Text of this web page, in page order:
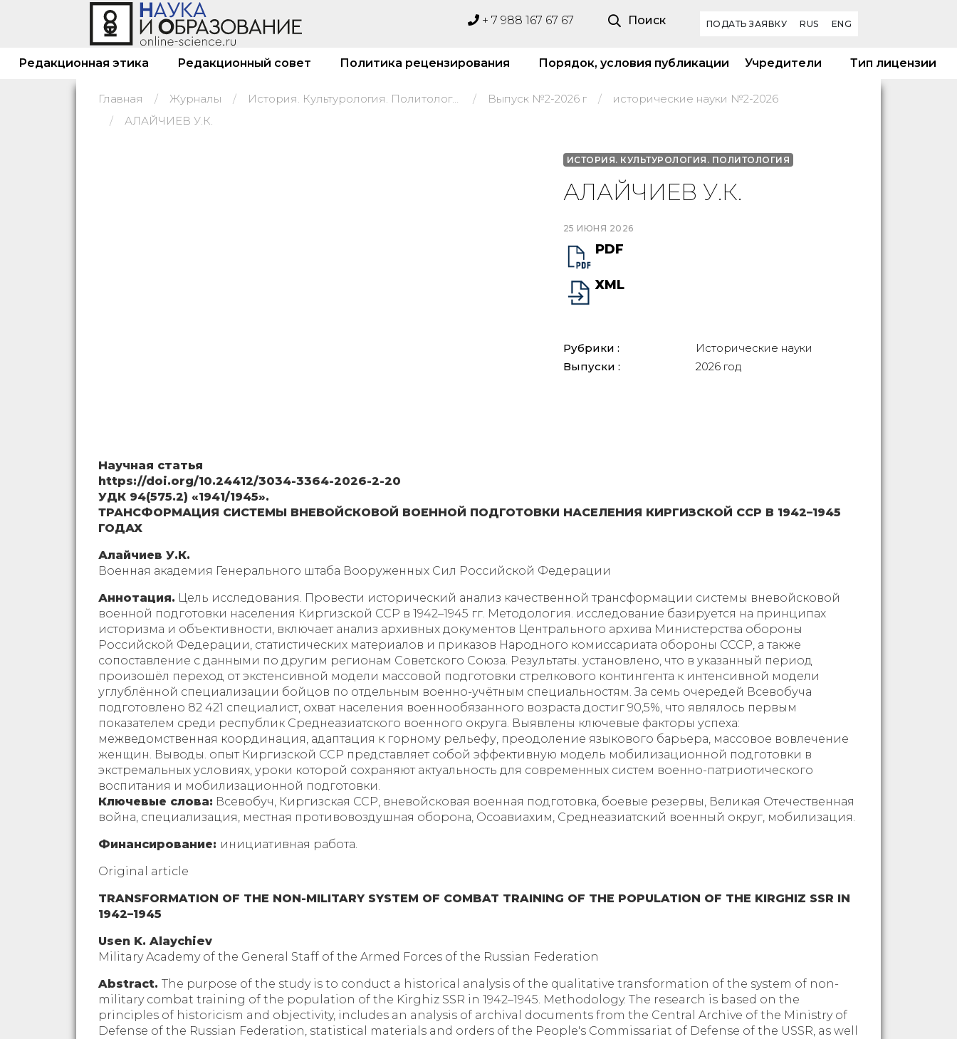
+ 7 988 167 67 67 Поиск ПОДАТЬ ЗАЯВКУ RUS ENG
Редакционная этика Редакционный совет Политика рецензирования Порядок, условия публикации Учредители Тип лицензии
Главная Журналы История. Культурология. Политология Выпуск №2-2026 г
исторические науки №2-2026
АЛАЙЧИЕВ У.К.
ИСТОРИЯ. КУЛЬТУРОЛОГИЯ. ПОЛИТОЛОГИЯ
АЛАЙЧИЕВ У.К.
25 ИЮНЯ 2026
PDF
XML
Рубрики :
Исторические науки
Выпуски :
2026 год
Научная статья
https://doi.org/10.24412/3034-3364-2026-2-20
УДК 94(575.2) «1941/1945».
ТРАНСФОРМАЦИЯ СИСТЕМЫ ВНЕВОЙСКОВОЙ ВОЕННОЙ ПОДГОТОВКИ НАСЕЛЕНИЯ КИРГИЗСКОЙ ССР В 1942–1945
ГОДАХ
Алайчиев У.К.
Военная академия Генерального штаба Вооруженных Сил Российской Федерации
Аннотация. Цель исследования. Провести исторический анализ качественной трансформации системы вневойсковой
военной подготовки населения Киргизской ССР в 1942–1945 гг. Методология. исследование базируется на принципах
историзма и объективности, включает анализ архивных документов Центрального архива Министерства обороны
Российской Федерации, статистических материалов и приказов Народного комиссариата обороны СССР, а также
сопоставление с данными по другим регионам Советского Союза. Результаты. установлено, что в указанный период
произошёл переход от экстенсивной модели массовой подготовки стрелкового контингента к интенсивной модели
углублённой специализации бойцов по отдельным военно-учётным специальностям. За семь очередей Всевобуча
подготовлено 82 421 специалист, охват населения военнообязанного возраста достиг 90,5%, что являлось первым
показателем среди республик Среднеазиатского военного округа. Выявлены ключевые факторы успеха:
межведомственная координация, адаптация к горному рельефу, преодоление языкового барьера, массовое вовлечение
женщин. Выводы. опыт Киргизской ССР представляет собой эффективную модель мобилизационной подготовки в
экстремальных условиях, уроки которой сохраняют актуальность для современных систем военно-патриотического
воспитания и мобилизационной подготовки.
Ключевые слова: Всевобуч, Киргизская ССР, вневойсковая военная подготовка, боевые резервы, Великая Отечественная
война, специализация, местная противовоздушная оборона, Осоавиахим, Среднеазиатский военный округ, мобилизация.
Финансирование: инициативная работа.
Original article
TRANSFORMATION OF THE NON-MILITARY SYSTEM OF COMBAT TRAINING OF THE POPULATION OF THE KIRGHIZ SSR IN
1942–1945
Usen K. Alaychiev
Military Academy of the General Staff of the Armed Forces of the Russian Federation
Abstract. The purpose of the study is to conduct a historical analysis of the qualitative transformation of the system of non-
military combat training of the population of the Kirghiz SSR in 1942–1945. Methodology. The research is based on the
principles of historicism and objectivity, includes an analysis of archival documents from the Central Archive of the Ministry of
Defense of the Russian Federation, statistical materials and orders of the People's Commissariat of Defense of the USSR, as well